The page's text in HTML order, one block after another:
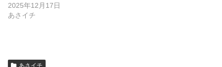
2025年12月17日
あさイチ
あさイチ